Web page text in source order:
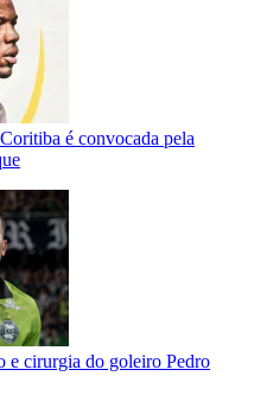
é convocada pela
e cirurgia do goleiro Pedro